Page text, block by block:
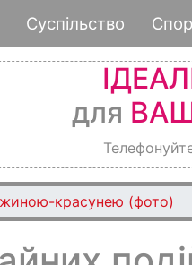
Суспільство
для
красунею (фото)